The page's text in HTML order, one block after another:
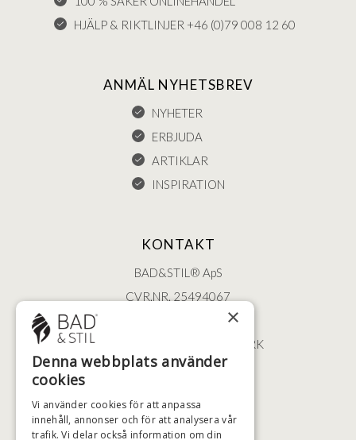
HJÄLP & RIKTLINJER +46 (0)79 008 12 60
ANMÄL NYHETSBREV
NYHETER
ERBJUDA
ARTIKLAR
INSPIRATION
KONTAKT
BAD&STIL® ApS
CVR.NR. 25494067
ØSTERBROGADE 202
2100 KØBENHAVN • DANMARK
+46 (0)79 008 12 60
×
Denna webbplats använder
cookies
Vi använder cookies för att anpassa
innehåll, annonser och för att analysera vår
trafik. Vi delar också information om din